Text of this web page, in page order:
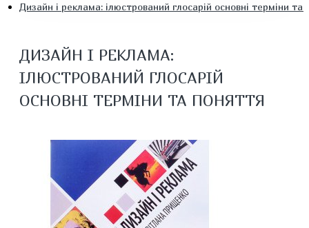
Дизайн і реклама: ілюстрований глосарій основні терміни та
ДИЗАЙН І РЕКЛАМА:
ІЛЮСТРОВАНИЙ ГЛОСАРІЙ
ОСНОВНІ ТЕРМІНИ ТА ПОНЯТТЯ